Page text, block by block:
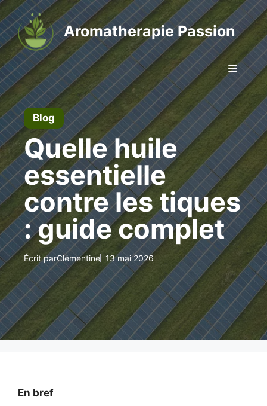
Aller
au
contenu
Aromatherapie Passion
Menu
Blog
Quelle huile
essentielle
contre les tiques
: guide complet
Écrit parClémentine 13 mai 2026
En bref